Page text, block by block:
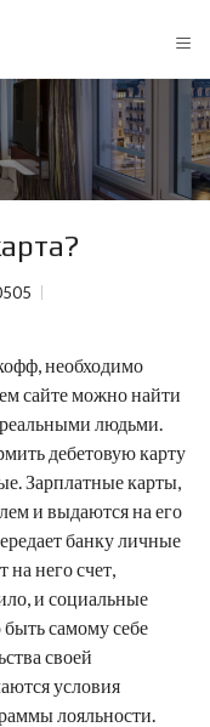
≡
необходимо
сайте можно найти
людьми.
дебетовую карту
Зарплатные карты,
и выдаются на его
банку личные
на него счет,
и социальные
самому себе
своей
условия
лояльности.